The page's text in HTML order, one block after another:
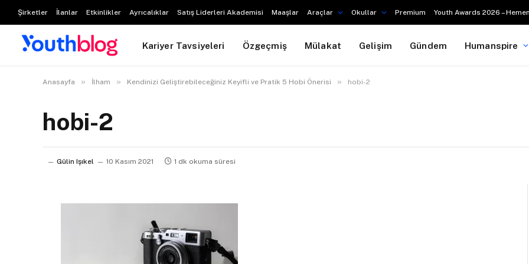
Şirketler İlanlar Etkinlikler Ayrıcalıklar Satış Liderleri Akademisi Maaşlar Araçlar Okullar Premium Youth Awards 2026 –
Kariyer Tavsiyeleri Özgeçmiş Mülakat Gelişim Gündem Humanspire
Anasayfa » İlham » Kendinizi Geliştirebileceğiniz Keyifli ve Pratik 5 Hobi Önerisi » hobi-2
hobi-2
Gülin Işıkel 10 Kasım 2021 1 dk okuma süresi